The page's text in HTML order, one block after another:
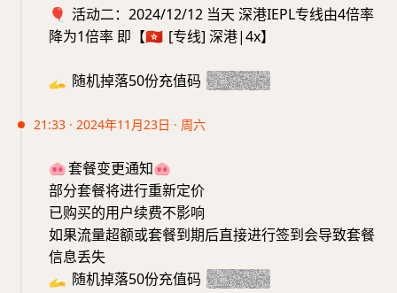
🎈 活动二：2024/12/12 当天 深港IEPL专线由4倍率
降为1倍率 即【🇭🇰 [专线] 深港|4x】
🫴 随机掉落50份充值码 20241212
21:33 · 2024年11月23日 · 周六
🐽套餐变更通知🐽
部分套餐将进行重新定价
已购买的用户续费不影响
如果流量超额或套餐到期后直接进行签到会导致套餐
信息丢失
🫴 随机掉落50份充值码 20241123